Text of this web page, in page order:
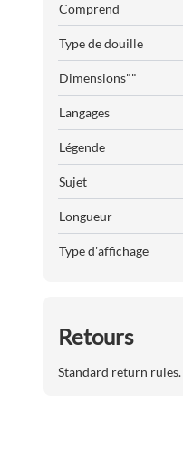
Comprend
Type de douille
Dimensions""
Langages
Légende
Sujet
Longueur
Type d'affichage
Retours
Standard return rules.